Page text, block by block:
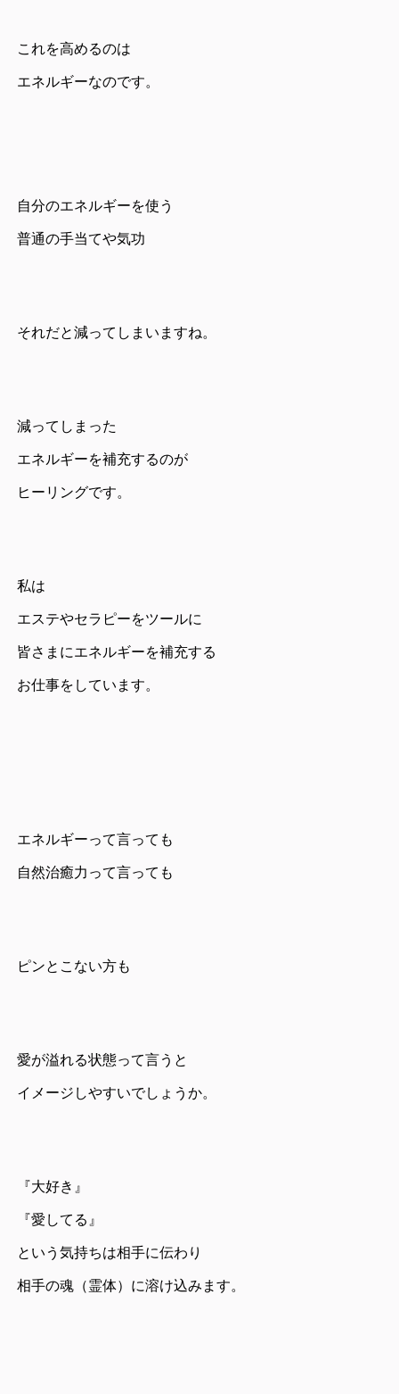
これを高めるのは
エネルギーなのです。
自分のエネルギーを使う
普通の手当てや気功
それだと減ってしまいますね。
減ってしまった
エネルギーを補充するのが
ヒーリングです。
私は
エステやセラピーをツールに
皆さまにエネルギーを補充する
お仕事をしています。
エネルギーって言っても
自然治癒力って言っても
ピンとこない方も
愛が溢れる状態って言うと
イメージしやすいでしょうか。
『大好き』
『愛してる』
という気持ちは相手に伝わり
相手の魂（霊体）に溶け込みます。